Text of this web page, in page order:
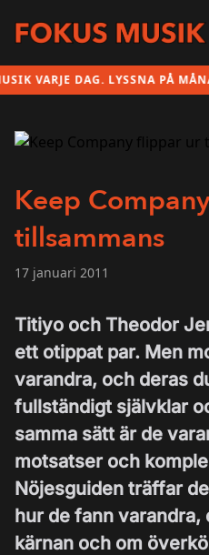
DAG. LYSSNA PÅ MÅNADENS
Keep
tillsammans
17 januari 2011
Titiyo och Theodor
ett otippat par. Men
varandra, och deras
fullständigt självklar
samma sätt är de
motsatser och
Nöjesguiden träffar
hur de fann varandra,
kärnan och om